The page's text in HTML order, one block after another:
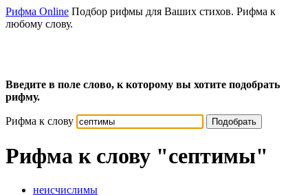
Рифма Online Подбор рифмы для Ваших стихов. Рифма к
любому слову.
Введите в поле слово, к которому вы хотите подобрать
рифму.
Рифма к слову Подобрать
Рифма к слову "септимы"
неисчислимы